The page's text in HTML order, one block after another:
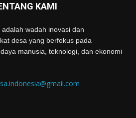
KAMI
wadah inovasi dan
desa yang berfokus pada
manusia, teknologi, dan ekonomi